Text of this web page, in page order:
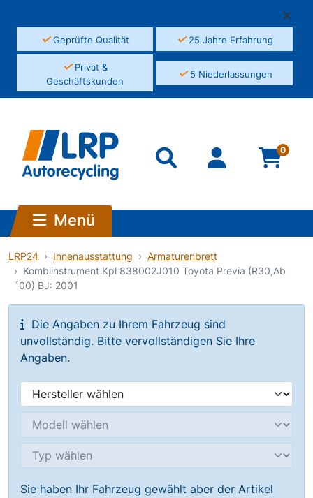
✓Geprüfte Qualität ✓25 Jahre Erfahrung
✓Privat &
Geschäftskunden
✓5 Niederlassungen
0
Menü
LRP24 Innenausstattung
Armaturenbrett
Kombiinstrument Kpl 838002J010 Toyota Previa (R30,Ab
´00) BJ: 2001
Die Angaben zu Ihrem Fahrzeug sind
unvollständig. Bitte vervollständigen Sie Ihre
Angaben.
Sie haben Ihr Fahrzeug gewählt aber der Artikel